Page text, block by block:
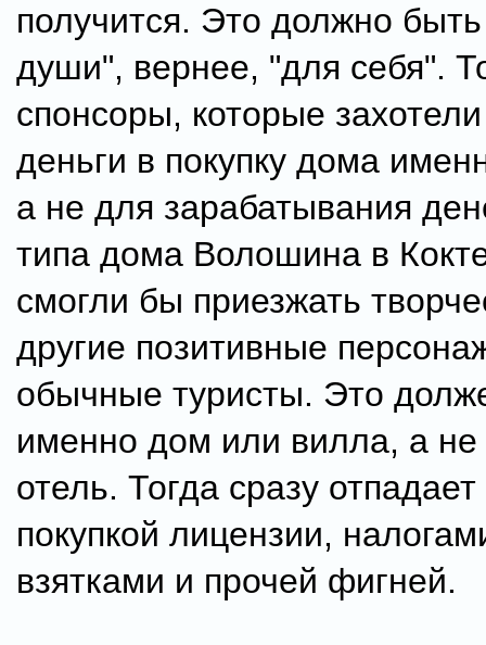
получится. Это должно
души", вернее, "для себя".
спонсоры, которые
деньги в покупку дома
а не для зарабатывания
типа дома Волошина в
смогли бы приезжать
другие позитивные
обычные туристы. Это
именно дом или вилла, а
отель. Тогда сразу
покупкой лицензии,
взятками и прочей фигней.